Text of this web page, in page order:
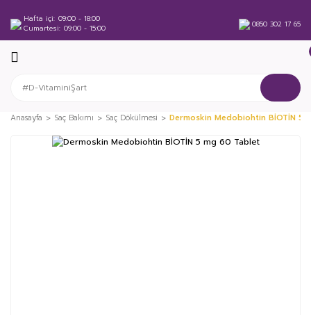
Hafta içi 09:00 - 18:00
Cumartesi 09:00 - 15:00 0850 302 17 65
Anasayfa Saç Bakımı Saç Dökülmesi Dermoskin Medobiohtin BİOTİN 5